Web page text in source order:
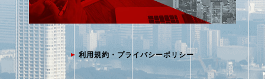
利用規約・プライバシーポリシー